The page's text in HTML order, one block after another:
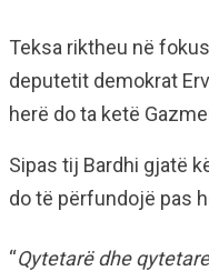
Teksa riktheu në
deputetit demokrat
herë do ta ketë
Sipas tij Bardhi gjatë
do të përfundojë pas
“Qytetarë dhe